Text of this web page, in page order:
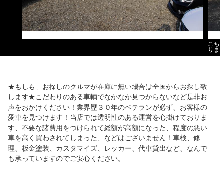
こ
り
★もしも、お探しのクルマが在庫に無い場合は全国からお探し致
します★こだわりのある車輌でなかなか見つからないなど是非お
声をおかけください！業界歴３０年のベテランが必ず、お客様の
愛車を見つけます！当店では透明性のある運営を心掛けておりま
す、不要な諸費用をつけられて総額が高額になった、程度の悪い
車を高く買わされてしまった、などはございません！車検、修
理、板金塗装、カスタマイズ、レッカー、代車貸出など、なんで
も承っていますのでご安心ください。